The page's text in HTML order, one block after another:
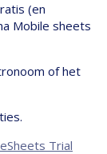
(en
Mobile sheets
of het
Trial